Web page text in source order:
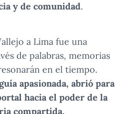
y de comunidad.
a Lima fue una
de palabras, memorias
en el tiempo.
apasionada, abrió para
hacia el poder de la
compartida,